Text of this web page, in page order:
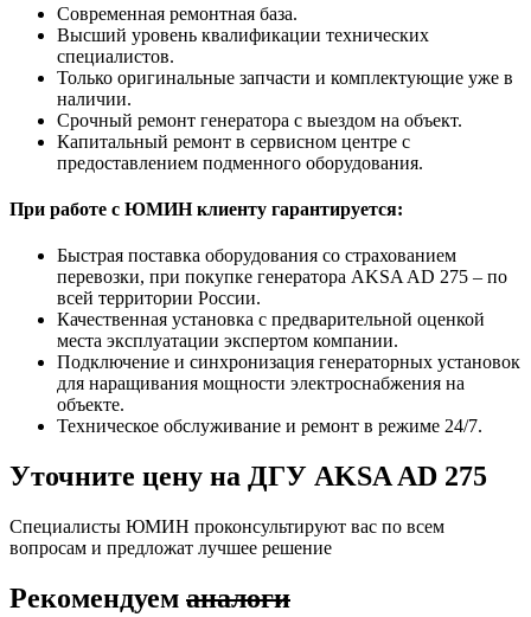
Современная ремонтная база.
Высший уровень квалификации технических
специалистов.
Только оригинальные запчасти и комплектующие уже в
наличии.
Срочный ремонт генератора с выездом на объект.
Капитальный ремонт в сервисном центре с
предоставлением подменного оборудования.
При работе с ЮМИН клиенту гарантируется:
Быстрая поставка оборудования со страхованием
перевозки, при покупке генератора AKSA AD 275 – по
всей территории России.
Качественная установка с предварительной оценкой
места эксплуатации экспертом компании.
Подключение и синхронизация генераторных установок
для наращивания мощности электроснабжения на
объекте.
Техническое обслуживание и ремонт в режиме 24/7.
Уточните цену на ДГУ AKSA AD 275
Специалисты ЮМИН проконсультируют вас по всем
вопросам и предложат лучшее решение
Рекомендуем аналоги